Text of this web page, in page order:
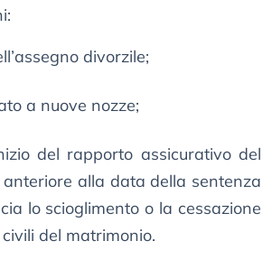
divorzile;
a nuove nozze;
del rapporto assicurativo del
alla data della sentenza
lo scioglimento o la cessazione
del matrimonio.